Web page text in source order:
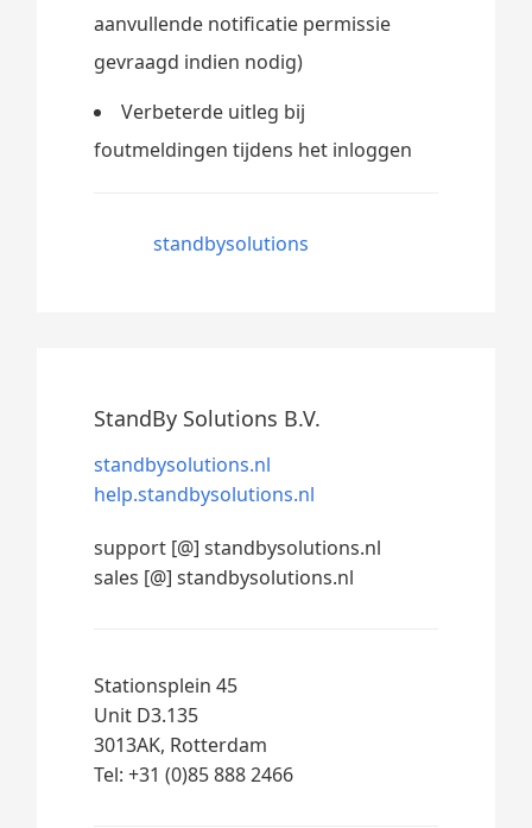
aanvullende notificatie permissie
gevraagd indien nodig)
Verbeterde uitleg bij
foutmeldingen tijdens het inloggen
standbysolutions
StandBy Solutions B.V.
standbysolutions.nl
help.standbysolutions.nl
support [@] standbysolutions.nl
sales [@] standbysolutions.nl
Stationsplein 45
Unit D3.135
3013AK, Rotterdam
Tel: +31 (0)85 888 2466